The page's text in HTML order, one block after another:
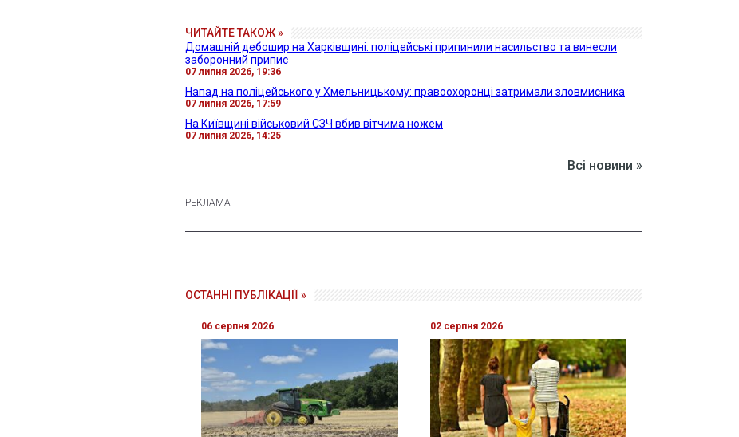
ЧИТАЙТЕ ТАКОЖ »
Домашній дебошир на Харківщині: поліцейські припинили насильство та винесли
заборонний припис
07 липня 2026, 19:36
Напад на поліцейського у Хмельницькому: правоохоронці затримали зловмисника
07 липня 2026, 17:59
На Київщині військовий СЗЧ вбив вітчима ножем
07 липня 2026, 14:25
Всі новини »
ОСТАННІ ПУБЛІКАЦІЇ »
06 серпня 2026 02 серпня 2026